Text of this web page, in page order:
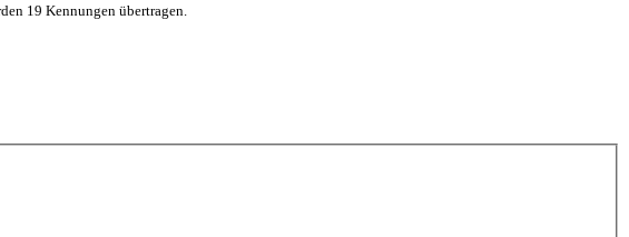
19 Kennungen übertragen.